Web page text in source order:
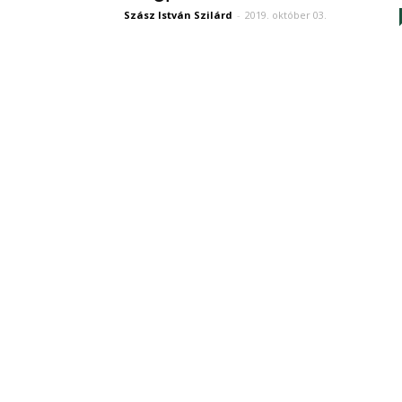
Szász István Szilárd - 2019. október 03.